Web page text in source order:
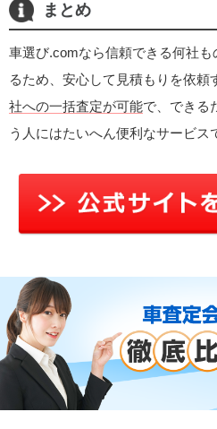
まとめ
車選び.comなら信頼できる何社
るため、安心して見積もりを依頼
社への一括査定が可能で、できる
う人にはたいへん便利なサービス